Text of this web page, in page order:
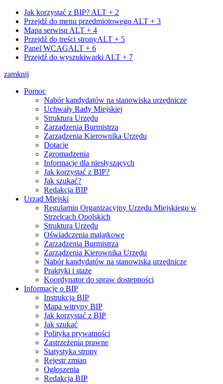
Jak korzystać z BIP? ALT + 2
Przejdź do menu przedmiotowego ALT + 3
Mapa serwisu ALT + 4
Przejdź do treści stronyALT + 5
Panel WCAGALT + 6
Przejdź do wyszukiwarki ALT + 7
zamknij
Pomoc
Nabór kandydatów na stanowiska urzędnicze
Uchwały Rady Miejskiej
Struktura Urzędu
Zarządzenia Burmistrza
Zarządzenia Kierownika Urzędu
Dotacje
Zgromadzenia
Informacje dla niesłyszących
Jak korzystać z BIP?
Jak szukać?
Redakcja BIP
Urząd Miejski
Regulamin Organizacyjny Urzędu Miejskiego w
Strzelcach Opolskich
Struktura Urzędu
Oświadczenia majątkowe
Zarządzenia Burmistrza
Zarządzenia Kierownika Urzędu
Nabór kandydatów na stanowiska urzędnicze
Praktyki i staże
Koordynator do spraw dostępności
Informacje o BIP
Instrukcja BIP
Mapa witryny BIP
Jak korzystać z BIP
Jak szukać
Polityka prywatności
Zastrzeżenia prawne
Statystyka strony
Rejestr zmian
Ogłoszenia
Redakcja BIP